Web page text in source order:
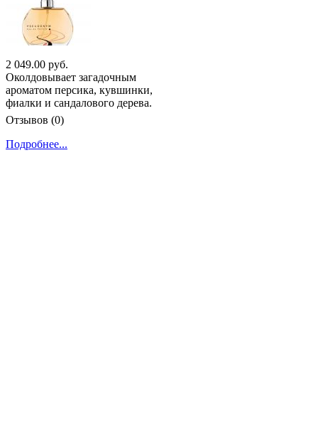
2 049.00 руб.
Околдовывает загадочным
ароматом персика, кувшинки,
фиалки и сандалового дерева.
Отзывов (0)
Подробнее...